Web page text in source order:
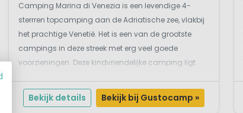
Camping Marina di Venezia is een levendige 4-
sterrren topcamping aan de Adriatische zee, vlakbij
het prachtige Venetië. Het is een van de grootste
campings in deze streek met erg veel goede
voorzieningen. Deze kindvriendelijke camping ligt
aflopende strand: de perfecte locatie voor een luxe...
Bekijk details Bekijk bij Gustocamp »